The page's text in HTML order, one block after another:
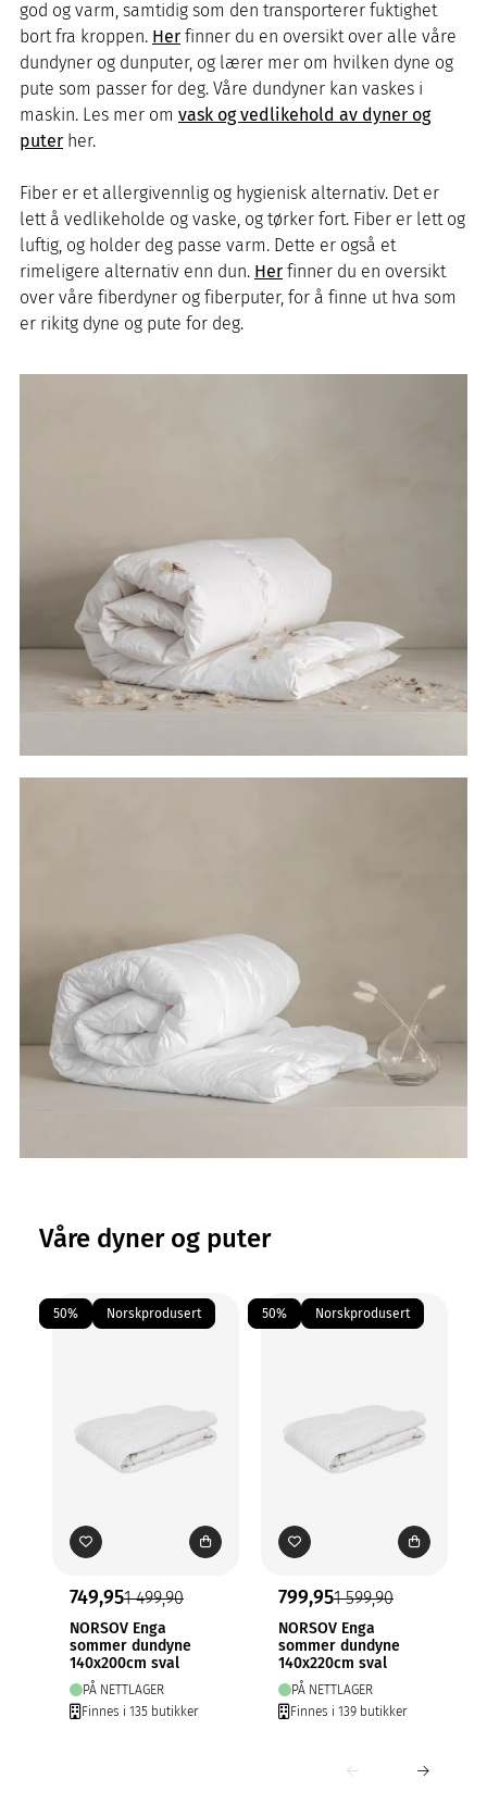
god og varm, samtidig som den transporterer fuktighet
bort fra kroppen. Her finner du en oversikt over alle våre
dundyner og dunputer, og lærer mer om hvilken dyne og
pute som passer for deg. Våre dundyner kan vaskes i
maskin. Les mer om vask og vedlikehold av dyner og
puter her.
Fiber er et allergivennlig og hygienisk alternativ. Det er
lett å vedlikeholde og vaske, og tørker fort. Fiber er lett og
luftig, og holder deg passe varm. Dette er også et
rimeligere alternativ enn dun. Her finner du en oversikt
over våre fiberdyner og fiberputer, for å finne ut hva som
er rikitg dyne og pute for deg.
Les mer om fiber
Våre dyner og puter
50% Norskprodusert
749,951 499,90
NORSOV Enga
sommer dundyne
140x200cm sval
PÅ NETTLAGER
Finnes i 135 butikker
50% Norskprodusert
799,951 599,90
NORSOV Enga
sommer dundyne
140x220cm sval
PÅ NETTLAGER
Finnes i 139 butikker